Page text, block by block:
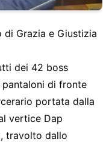
di Grazia e Giustizia
dei 42 boss
pantaloni di fronte
portata dalla
vertice Dap
travolto dallo